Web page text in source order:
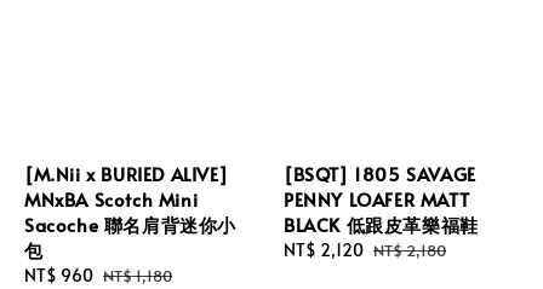
[M.Nii x BURIED ALIVE]
MNxBA Scotch Mini
Sacoche 聯名肩背迷你小
包
Sale
NT$ 960 Regular
NT$ 1,180
[BSQT] 1805 SAVAGE
PENNY LOAFER MATT
BLACK 低跟皮革樂福鞋
Sale
NT$ 2,120 Regular
NT$ 2,180